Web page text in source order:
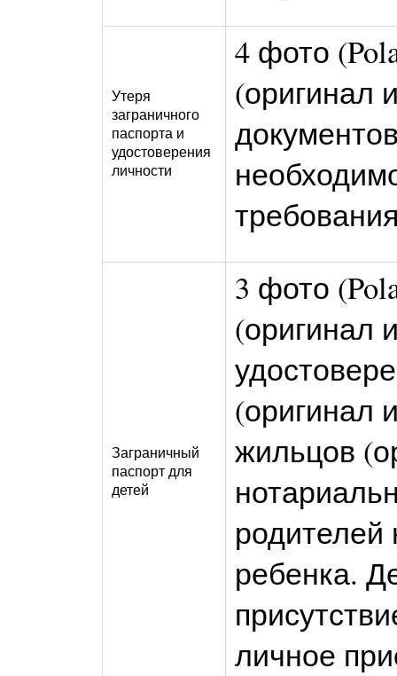
Утеря
заграничного
паспорта и
удостоверения
личности
4 фото
(оригинал
Заграничный
паспорт для
детей
3 фото
(оригинал
(оригинал
жильцов
родителей
ребенка.
личное